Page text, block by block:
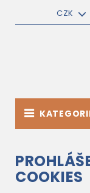
CZK
COOKIES